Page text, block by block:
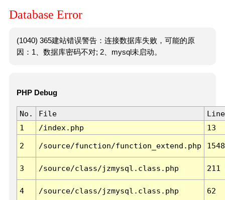
Database Error
(1040) 365建站错误警告：连接数据库失败，可能的原
因：1、数据库密码不对; 2、mysql未启动。
PHP Debug
No. File
Line
1
/index.php 13
2 /source/function/function_extend.php 1548
3 /source/class/jzmysql.class.php 211
4 /source/class/jzmysql.class.php 62